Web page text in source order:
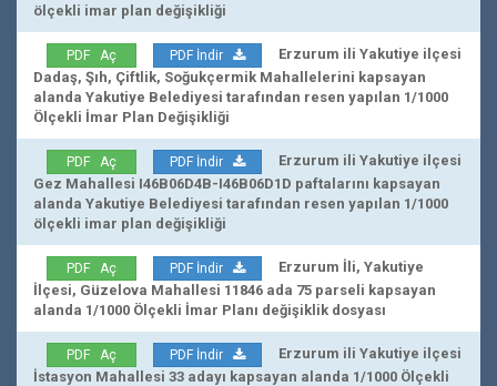
ölçekli imar plan değişikliği
PDF Aç PDF İndir
Erzurum ili Yakutiye ilçesi
Dadaş, Şıh, Çiftlik, Soğukçermik Mahallelerini kapsayan
alanda Yakutiye Belediyesi tarafından resen yapılan 1/1000
Ölçekli İmar Plan Değişikliği
PDF Aç PDF İndir
Erzurum ili Yakutiye ilçesi
Gez Mahallesi I46B06D4B-I46B06D1D paftalarını kapsayan
alanda Yakutiye Belediyesi tarafından resen yapılan 1/1000
ölçekli imar plan değişikliği
PDF Aç PDF İndir
Erzurum İli, Yakutiye
İlçesi, Güzelova Mahallesi 11846 ada 75 parseli kapsayan
alanda 1/1000 Ölçekli İmar Planı değişiklik dosyası
PDF Aç PDF İndir
Erzurum ili Yakutiye ilçesi
İstasyon Mahallesi 33 adayı kapsayan alanda 1/1000 Ölçekli